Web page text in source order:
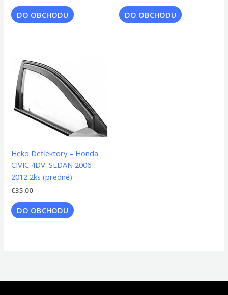
DO OBCHODU DO OBCHODU
Heko Deflektory – Honda
CIVIC 4DV. SEDAN 2006-
2012 2ks (predné)
€35.00
DO OBCHODU